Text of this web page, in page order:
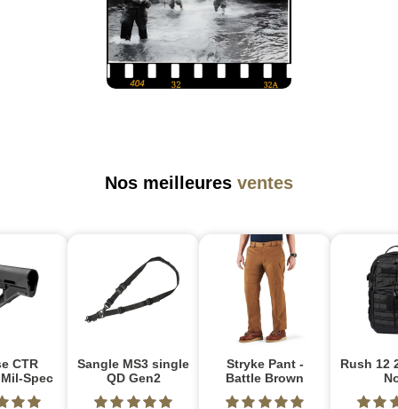
Nos meilleures ventes
CTR
Spec
Sangle MS3 single
QD Gen2
Stryke Pant -
Battle Brown
Rush 12